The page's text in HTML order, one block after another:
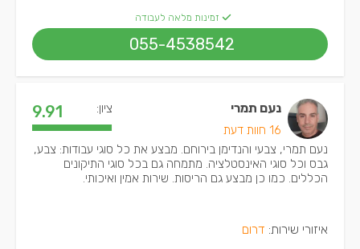
זמינות מלאה לעבודה
055-4538542
נעם תמרי
16 חוות דעת
ציון: 9.91
נעם תמרי, צבעי והנדימן בירוחם. מבצע את כל סוגי עבודות: צבע,
גבס וכל סוגי האינסטלציה. מתמחה גם בכל סוגי התיקונים
הכללים. כמו כן מבצע גם הריסות. שירות אמין ואיכותי.
איזורי שירות: דרום